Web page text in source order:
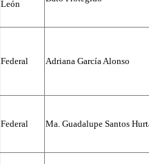
León
Federal Adriana García Alonso
Federal Ma. Guadalupe Santos